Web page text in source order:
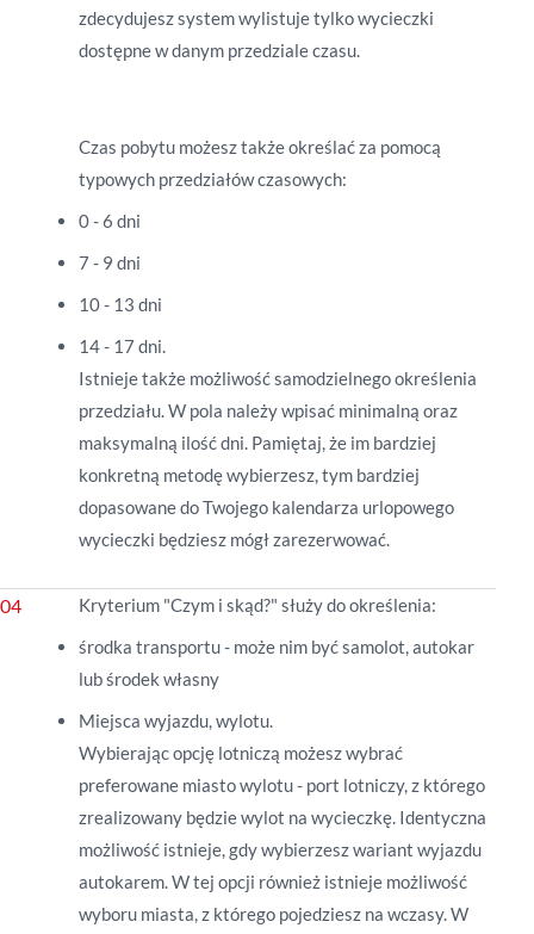
zdecydujesz system wylistuje tylko wycieczki
dostępne w danym przedziale czasu.
Czas pobytu możesz także określać za pomocą
typowych przedziałów czasowych:
0 - 6 dni
7 - 9 dni
10 - 13 dni
14 - 17 dni.
Istnieje także możliwość samodzielnego określenia
przedziału. W pola należy wpisać minimalną oraz
maksymalną ilość dni. Pamiętaj, że im bardziej
konkretną metodę wybierzesz, tym bardziej
dopasowane do Twojego kalendarza urlopowego
wycieczki będziesz mógł zarezerwować.
Kryterium "Czym i skąd?" służy do określenia:
środka transportu - może nim być samolot, autokar
lub środek własny
Miejsca wyjazdu, wylotu.
Wybierając opcję lotniczą możesz wybrać
preferowane miasto wylotu - port lotniczy, z którego
zrealizowany będzie wylot na wycieczkę. Identyczna
możliwość istnieje, gdy wybierzesz wariant wyjazdu
autokarem. W tej opcji również istnieje możliwość
wyboru miasta, z którego pojedziesz na wczasy. W